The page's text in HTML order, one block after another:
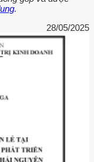
.
28/05/2025